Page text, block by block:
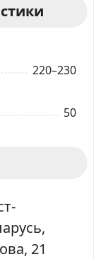
220–230
50
21